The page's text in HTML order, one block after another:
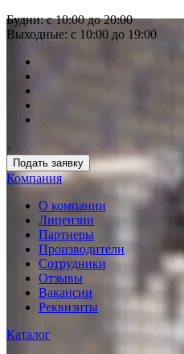
Будни: с 10:00 до 20:00
Выходные: с 10:00 до 19:00
Подать заявку
Компания
О компании
Лицензии
Партнеры
Производители
Сотрудники
Отзывы
Вакансии
Реквизиты
Каталог